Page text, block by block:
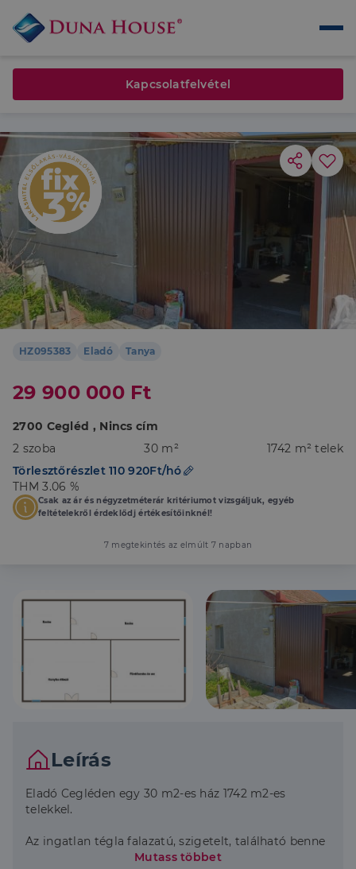
HZ095383 Eladó Tanya
29 900 000 Ft
2700 Cegléd , Nincs cím
2 szoba
30 m²
1742 m² telek
Törlesztőrészlet 110 920Ft/hó
THM 3.06 %
Csak az ár és négyzetméterár kritériumot vizsgáljuk, egyéb
feltételekről érdeklődj értékesítőinknél!
7 megtekintés az elmúlt 7 napban
Leírás
Eladó Cegléden egy 30 m2-es ház 1742 m2-es
telekkel.
Az ingatlan tégla falazatú, szigetelt, található benne
konyha étkezővel, fürdőszoba wc-vel valamint két
Mutass többet
Kapcsolatfelvétel